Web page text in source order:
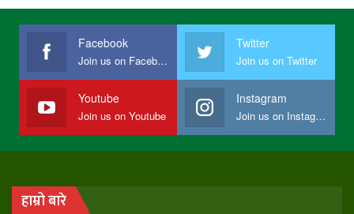
Facebook
Join us on Facebook
Twitter
Join us on Twitter
Youtube
Join us on Youtube
Instagram
Join us on Instagram
हाम्रो बारे